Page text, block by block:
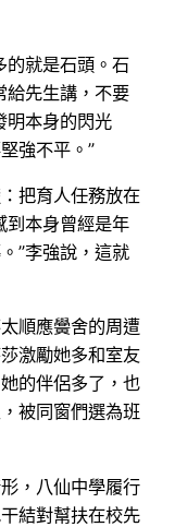
的就是石頭。石
給先生講，不要
明本身的閃光
強不平。”
把育人任務放在
到本身曾經是年
”李強說，這就
順應黌舍的周遭
激勵她多和室友
的伴侶多了，也
被同窗們選為班
，八仙中學履行
結對幫扶在校先